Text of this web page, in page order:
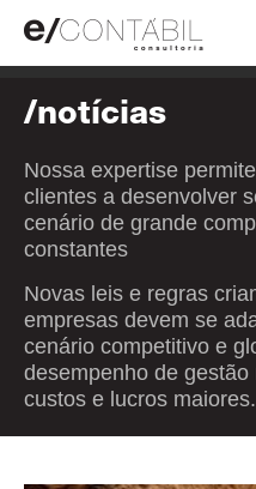
/notícias
Nossa expertise
clientes a desenvolver
cenário de grande
constantes
Novas leis e regras
empresas devem se
cenário competitivo e
desempenho de
custos e lucros maiores.